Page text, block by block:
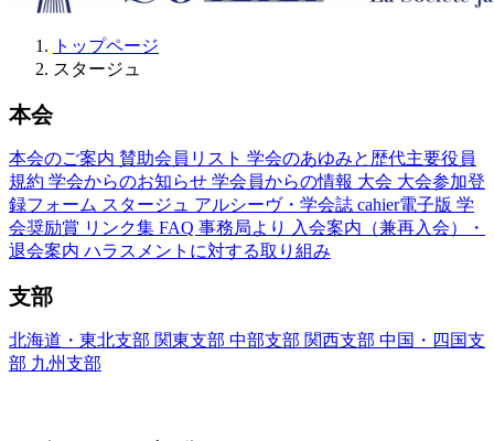
トップページ
スタージュ
本会
本会のご案内 賛助会員リスト 学会のあゆみと歴代主要役員
規約 学会からのお知らせ 学会員からの情報 大会 大会参加登
録フォーム スタージュ アルシーヴ・学会誌 cahier電子版 学
会奨励賞 リンク集 FAQ 事務局より
入会案内（兼再入会）・
退会案内 ハラスメントに対する取り組み
支部
北海道・東北支部 関東支部 中部支部 関西支部 中国・四国支
部 九州支部